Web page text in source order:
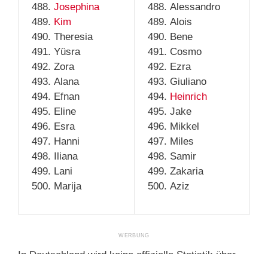
Josephina
Kim
Theresia
Yüsra
Zora
Alana
Efnan
Eline
Esra
Hanni
Iliana
Lani
Marija
Alessandro
Alois
Bene
Cosmo
Ezra
Giuliano
Heinrich
Jake
Mikkel
Miles
Samir
Zakaria
Aziz